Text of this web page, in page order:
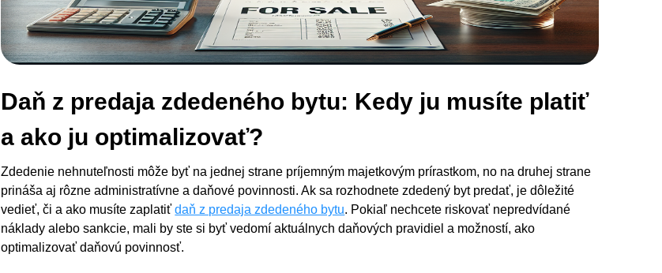
Daň z predaja zdedeného bytu: Kedy ju musíte platiť
a ako ju optimalizovať?
Zdedenie nehnuteľnosti môže byť na jednej strane príjemným majetkovým prírastkom, no na druhej strane
prináša aj rôzne administratívne a daňové povinnosti. Ak sa rozhodnete zdedený byt predať, je dôležité
vedieť, či a ako musíte zaplatiťdaň z predaja zdedeného bytu. Pokiaľ nechcete riskovať nepredvídané
náklady alebo sankcie, mali by ste si byť vedomí aktuálnych daňových pravidiel a možností, ako
optimalizovať daňovú povinnosť.